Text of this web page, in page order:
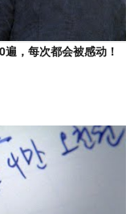
，每次都会被感动！